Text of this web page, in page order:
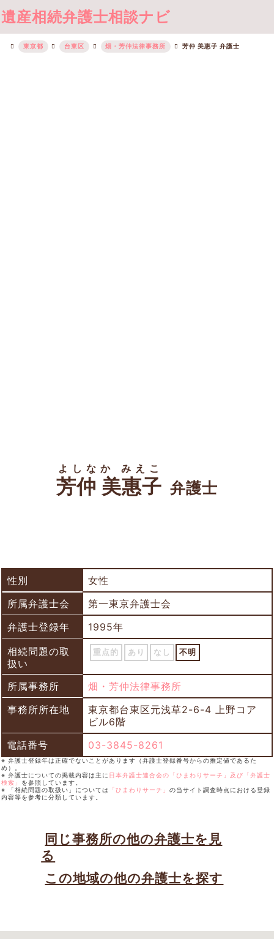
遺産相続弁護士相談ナビ
東京都 台東区 畑・芳仲法律事務所 芳仲 美惠子 弁護士
芳仲 美惠子
よしなか みえこ
弁護士
性別
女性
所属弁護士会
第一東京弁護士会
弁護士登録年
1995年
相続問題の取
扱い
重点的 あり なし 不明
所属事務所
畑・芳仲法律事務所
事務所所在地
東京都台東区元浅草2-6-4 上野コア
ビル6階
電話番号
03-3845-8261
※ 弁護士登録年は正確でないことがあります（弁護士登録番号からの推定値であるた
め）。
※ 弁護士についての掲載内容は主に 日本弁護士連合会の「ひまわりサーチ」及び「弁護士
検索」 を参照しています。
※ 「相続問題の取扱い」については
「ひまわりサーチ」 の当サイト調査時点における登録
内容等を参考に分類しています。
同じ事務所の他の弁護士を見
る
この地域の他の弁護士を探す